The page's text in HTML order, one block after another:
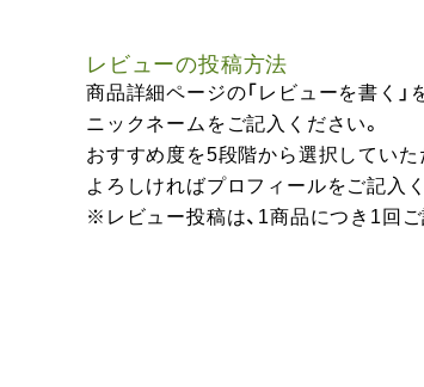
レビューの投稿方法
商品詳細ページの「レビューを書く」
ニックネームをご記入ください。
おすすめ度を5段階から選択していた
よろしければプロフィールをご記入く
※レビュー投稿は、1商品につき1回ご